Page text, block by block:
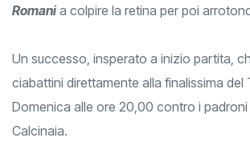
Romania colpire la retina per poi
Un successo, insperato a inizio partita,
ciabattini direttamente alla finalissima del
Domenica alle ore 20,00 contro i padroni
Calcinaia.